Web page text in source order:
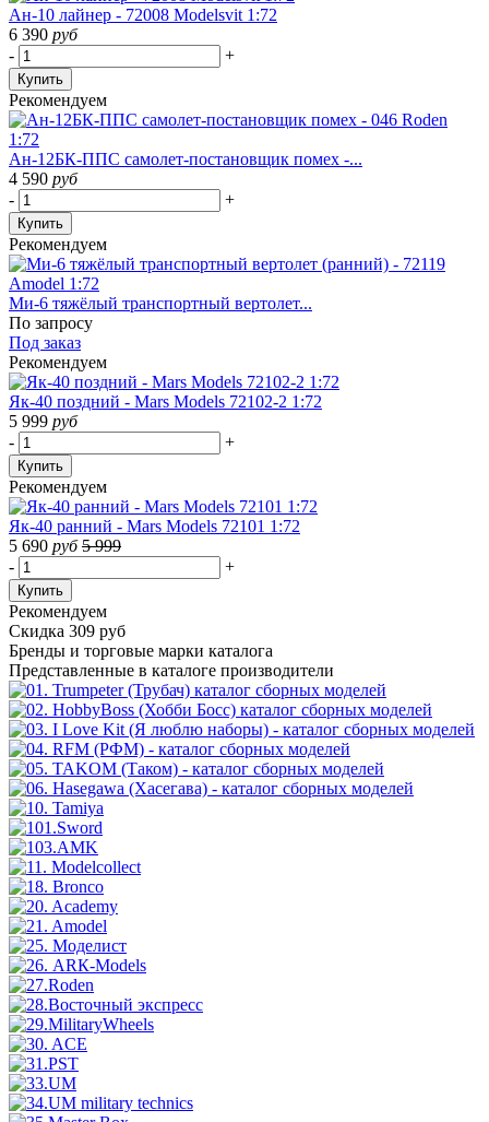
Ан-10 лайнер - 72008 Modelsvit 1:72
6 390 руб
-
+
Купить
Рекомендуем
Ан-12БК-ППС самолет-постановщик помех -...
4 590 руб
-
+
Купить
Рекомендуем
Ми-6 тяжёлый транспортный вертолет...
По запросу
Под заказ
Рекомендуем
Як-40 поздний - Mars Models 72102-2 1:72
5 999 руб
-
+
Купить
Рекомендуем
Як-40 ранний - Mars Models 72101 1:72
5 690 руб 5 999
-
+
Купить
Рекомендуем
Скидка 309 руб
Бренды и торговые марки каталога
Представленные в каталоге производители